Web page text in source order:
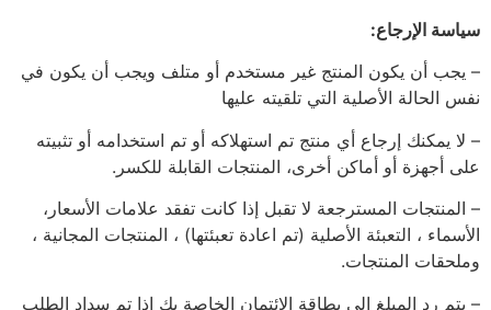
سياسة الإرجاع:
– يجب أن يكون المنتج غير مستخدم أو متلف ويجب أن يكون في
نفس الحالة الأصلية التي تلقيته عليها
– لا يمكنك إرجاع أي منتج تم استهلاكه أو تم استخدامه أو تثبيته
على أجهزة أو أماكن أخرى، المنتجات القابلة للكسر.
– المنتجات المسترجعة لا تقبل إذا كانت تفقد علامات الأسعار،
الأسماء ، التعبئة الأصلية (تم اعادة تعبئتها) ، المنتجات المجانية ،
وملحقات المنتجات.
– يتم رد المبلغ إلى بطاقة الائتمان الخاصة بك إذا تم سداد الطلب